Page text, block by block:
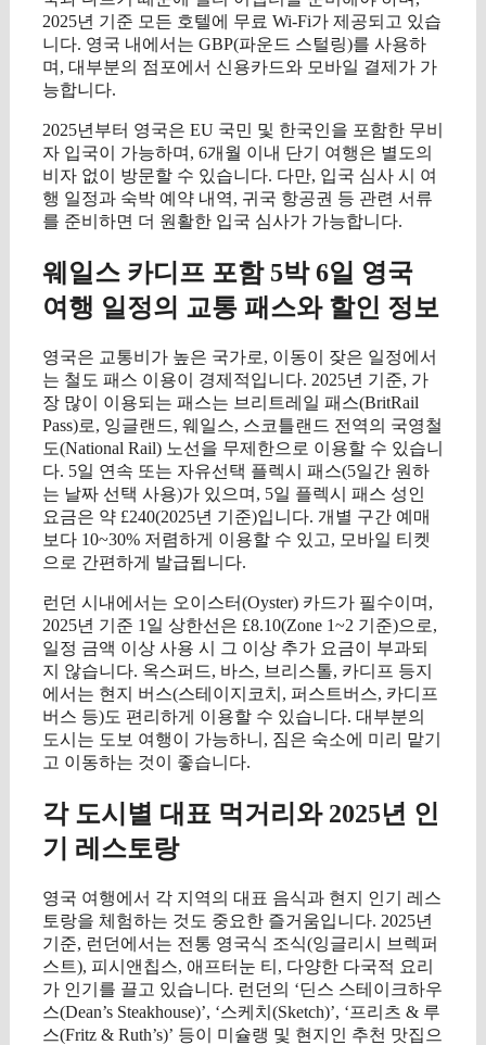
2025년 기준 모든 호텔에 무료 Wi-Fi가 제공되고 있습
니다. 영국 내에서는 GBP(파운드 스털링)를 사용하
며, 대부분의 점포에서 신용카드와 모바일 결제가 가
능합니다.
2025년부터 영국은 EU 국민 및 한국인을 포함한 무비
자 입국이 가능하며, 6개월 이내 단기 여행은 별도의
비자 없이 방문할 수 있습니다. 다만, 입국 심사 시 여
행 일정과 숙박 예약 내역, 귀국 항공권 등 관련 서류
를 준비하면 더 원활한 입국 심사가 가능합니다.
웨일스 카디프 포함 5박 6일 영국
여행 일정의 교통 패스와 할인 정보
영국은 교통비가 높은 국가로, 이동이 잦은 일정에서
는 철도 패스 이용이 경제적입니다. 2025년 기준, 가
장 많이 이용되는 패스는 브리트레일 패스(BritRail
Pass)로, 잉글랜드, 웨일스, 스코틀랜드 전역의 국영철
도(National Rail) 노선을 무제한으로 이용할 수 있습니
다. 5일 연속 또는 자유선택 플렉시 패스(5일간 원하
는 날짜 선택 사용)가 있으며, 5일 플렉시 패스 성인
요금은 약 £240(2025년 기준)입니다. 개별 구간 예매
보다 10~30% 저렴하게 이용할 수 있고, 모바일 티켓
으로 간편하게 발급됩니다.
런던 시내에서는 오이스터(Oyster) 카드가 필수이며,
2025년 기준 1일 상한선은 £8.10(Zone 1~2 기준)으로,
일정 금액 이상 사용 시 그 이상 추가 요금이 부과되
지 않습니다. 옥스퍼드, 바스, 브리스톨, 카디프 등지
에서는 현지 버스(스테이지코치, 퍼스트버스, 카디프
버스 등)도 편리하게 이용할 수 있습니다. 대부분의
도시는 도보 여행이 가능하니, 짐은 숙소에 미리 맡기
고 이동하는 것이 좋습니다.
각 도시별 대표 먹거리와 2025년 인
기 레스토랑
영국 여행에서 각 지역의 대표 음식과 현지 인기 레스
토랑을 체험하는 것도 중요한 즐거움입니다. 2025년
기준, 런던에서는 전통 영국식 조식(잉글리시 브렉퍼
스트), 피시앤칩스, 애프터눈 티, 다양한 다국적 요리
가 인기를 끌고 있습니다. 런던의 ‘딘스 스테이크하우
스(Dean’s Steakhouse)’, ‘스케치(Sketch)’, ‘프리츠 & 루
스(Fritz & Ruth’s)’ 등이 미슐랭 및 현지인 추천 맛집으